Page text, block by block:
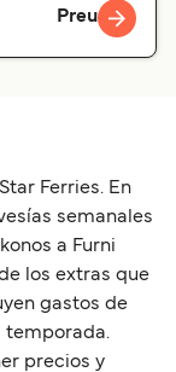
Preu
Ferries. En
semanales
a Furni
los extras que
gastos de
temporada.
precios y